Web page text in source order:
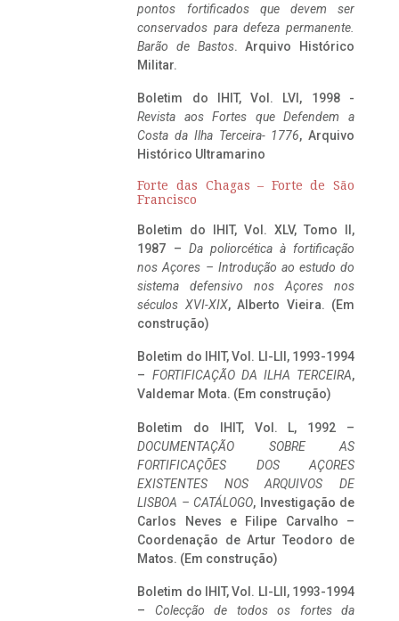
pontos fortificados que devem ser
conservados para defeza permanente.
Barão de Bastos. Arquivo Histórico
Militar.
Boletim do IHIT, Vol. LVI, 1998 -
Revista aos Fortes que Defendem a
Costa da Ilha Terceira- 1776, Arquivo
Histórico Ultramarino
Forte das Chagas – Forte de São
Francisco
Boletim do IHIT, Vol. XLV, Tomo II,
1987 – Da poliorcética à fortificação
nos Açores – Introdução ao estudo do
sistema defensivo nos Açores nos
séculos XVI-XIX, Alberto Vieira. (Em
construção)
Boletim do IHIT, Vol. LI-LII, 1993-1994
– FORTIFICAÇÃO DA ILHA TERCEIRA,
Valdemar Mota. (Em construção)
Boletim do IHIT, Vol. L, 1992 –
DOCUMENTAÇÃO SOBRE AS
FORTIFICAÇÕES DOS AÇORES
EXISTENTES NOS ARQUIVOS DE
LISBOA – CATÁLOGO, Investigação de
Carlos Neves e Filipe Carvalho –
Coordenação de Artur Teodoro de
Matos. (Em construção)
Boletim do IHIT, Vol. LI-LII, 1993-1994
– Colecção de todos os fortes da